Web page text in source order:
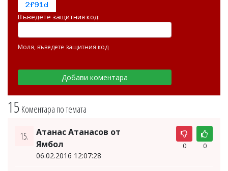
15 Коментара по темата
15.
Атанас Атанасов от
Ямбол
06.02.2016 12:07:28
0 0
Въведете защитния код:
Моля, въведете защитния код